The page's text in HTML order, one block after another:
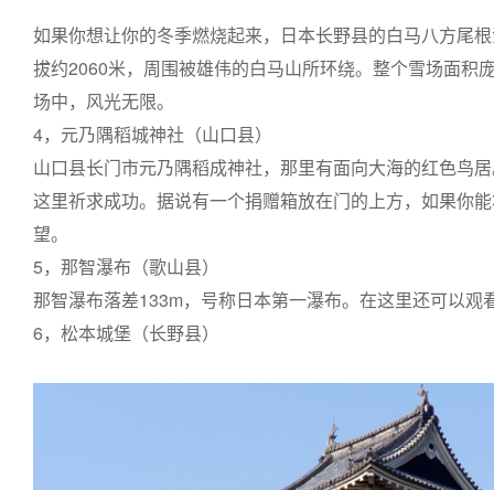
如果你想让你的冬季燃烧起来，日本长野县的白马八方尾
拔约2060米，周围被雄伟的白马山所环绕。整个雪场面积
场中，风光无限。
4，元乃隅稻城神社（山口县）
山口县长门市元乃隅稻成神社，那里有面向大海的红色鸟
这里祈求成功。据说有一个捐赠箱放在门的上方，如果你
望。
5，那智瀑布（歌山县）
那智瀑布落差133m，号称日本第一瀑布。在这里还可以观
6，松本城堡（长野县）